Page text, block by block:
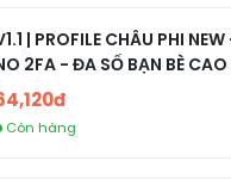
| PROFILE CHÂU PHI
2FA - ĐA SỐ BẠN BÈ CAO
Còn hàng